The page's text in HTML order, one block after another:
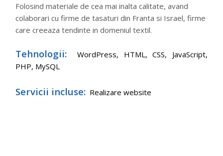
Folosind materiale de cea mai inalta calitate, avand
colaborari cu firme de tasaturi din Franta si Israel, firme
care creeaza tendinte in domeniul textil.
Tehnologii: WordPress, HTML, CSS, JavaScript,
PHP, MySQL
Servicii incluse: Realizare website